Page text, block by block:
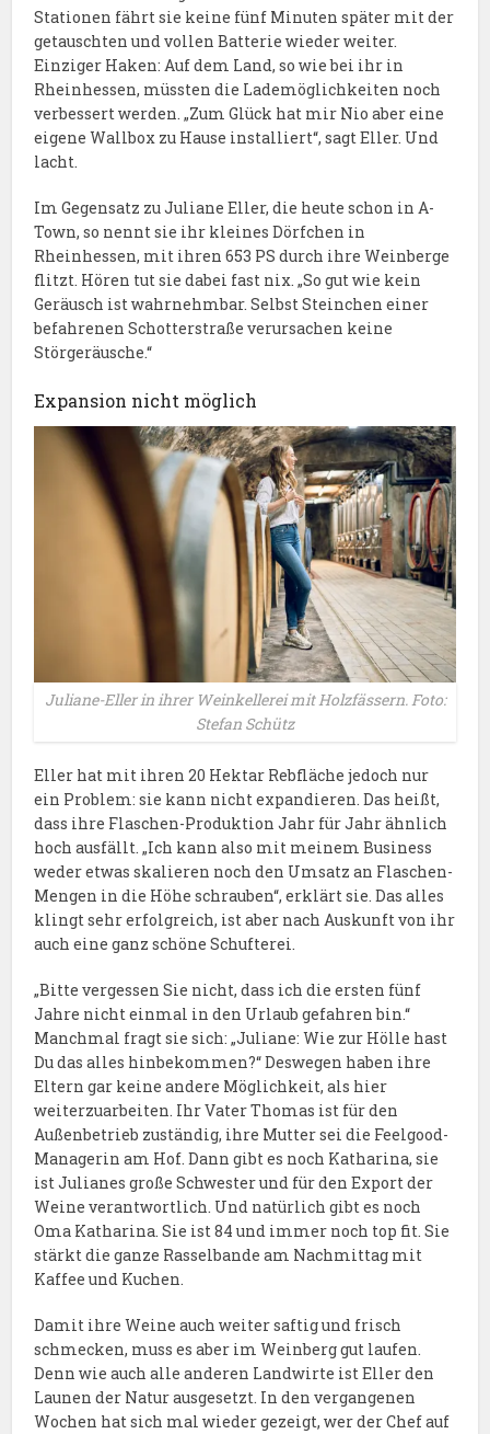
Stationen fährt sie keine fünf Minuten später mit der
getauschten und vollen Batterie wieder weiter.
Einziger Haken: Auf dem Land, so wie bei ihr in
Rheinhessen, müssten die Lademöglichkeiten noch
verbessert werden. „Zum Glück hat mir Nio aber eine
eigene Wallbox zu Hause installiert“, sagt Eller. Und
lacht.
Im Gegensatz zu Juliane Eller, die heute schon in A-
Town, so nennt sie ihr kleines Dörfchen in
Rheinhessen, mit ihren 653 PS durch ihre Weinberge
flitzt. Hören tut sie dabei fast nix. „So gut wie kein
Geräusch ist wahrnehmbar. Selbst Steinchen einer
befahrenen Schotterstraße verursachen keine
Störgeräusche.“
Expansion nicht möglich
Juliane-Eller in ihrer Weinkellerei mit Holzfässern. Foto:
Stefan Schütz
Eller hat mit ihren 20 Hektar Rebfläche jedoch nur
ein Problem: sie kann nicht expandieren. Das heißt,
dass ihre Flaschen-Produktion Jahr für Jahr ähnlich
hoch ausfällt. „Ich kann also mit meinem Business
weder etwas skalieren noch den Umsatz an Flaschen-
Mengen in die Höhe schrauben“, erklärt sie. Das alles
klingt sehr erfolgreich, ist aber nach Auskunft von ihr
auch eine ganz schöne Schufterei.
„Bitte vergessen Sie nicht, dass ich die ersten fünf
Jahre nicht einmal in den Urlaub gefahren bin.“
Manchmal fragt sie sich: „Juliane: Wie zur Hölle hast
Du das alles hinbekommen?“ Deswegen haben ihre
Eltern gar keine andere Möglichkeit, als hier
weiterzuarbeiten. Ihr Vater Thomas ist für den
Außenbetrieb zuständig, ihre Mutter sei die Feelgood-
Managerin am Hof. Dann gibt es noch Katharina, sie
ist Julianes große Schwester und für den Export der
Weine verantwortlich. Und natürlich gibt es noch
Oma Katharina. Sie ist 84 und immer noch top fit. Sie
stärkt die ganze Rasselbande am Nachmittag mit
Kaffee und Kuchen.
Damit ihre Weine auch weiter saftig und frisch
schmecken, muss es aber im Weinberg gut laufen.
Denn wie auch alle anderen Landwirte ist Eller den
Launen der Natur ausgesetzt. In den vergangenen
Wochen hat sich mal wieder gezeigt, wer der Chef auf